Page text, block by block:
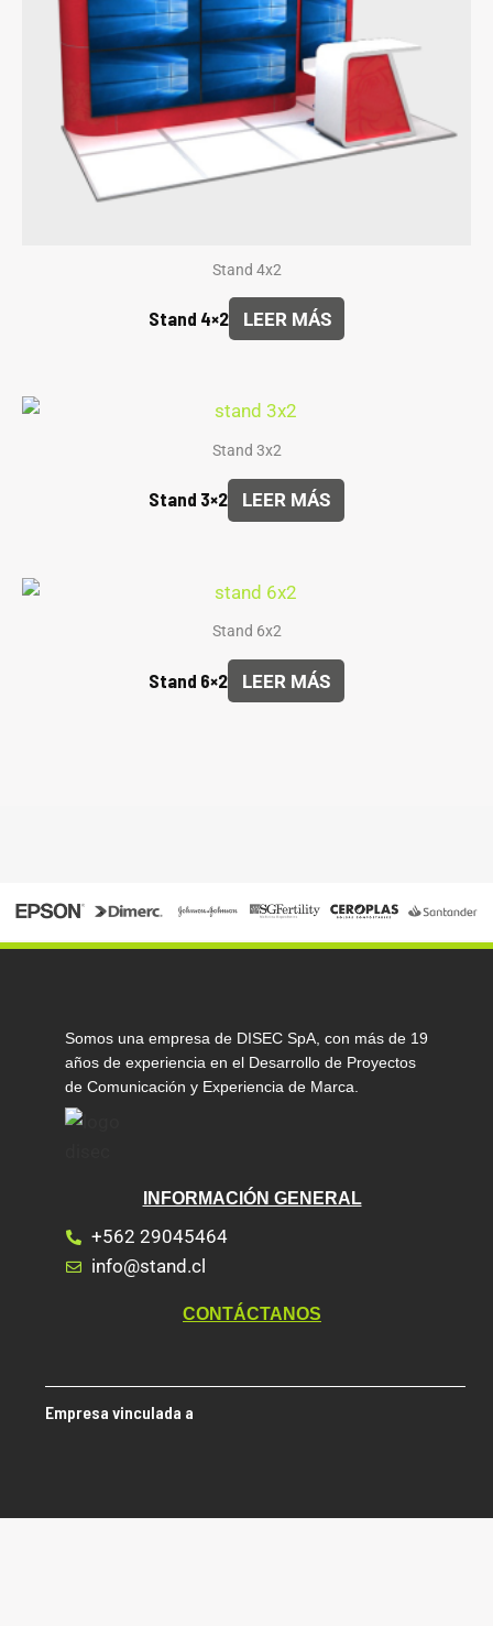
Stand 4x2
Stand 4×2 LEER MÁS
Stand 3x2
Stand 3×2 LEER MÁS
Stand 6x2
Stand 6×2 LEER MÁS
Somos una empresa de DISEC SpA, con más de 19
años de experiencia en el Desarrollo de Proyectos
de Comunicación y Experiencia de Marca.
INFORMACIÓN GENERAL
+562 29045464
info@stand.cl
CONTÁCTANOS
Empresa vinculada a